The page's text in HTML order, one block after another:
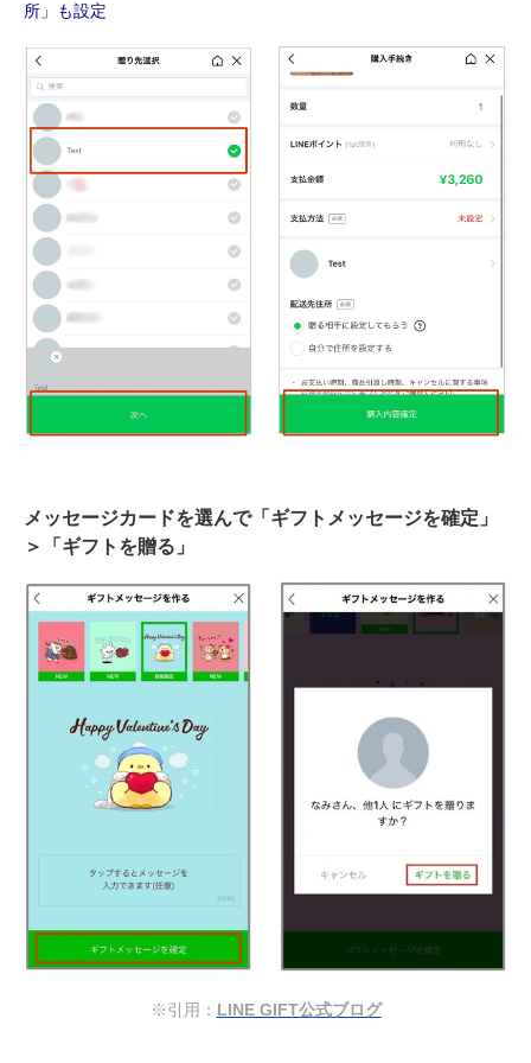
所」も設定
メッセージカードを選んで「ギフトメッセージを確定」
＞「ギフトを贈る」
※引用： LINE GIFT公式ブログ